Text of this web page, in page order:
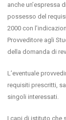
anche un’espressa
possesso del
2000 con
Provveditore agli
della domanda di
L’eventuale
requisiti prescritti,
singoli interessati.
I capi di istituto che